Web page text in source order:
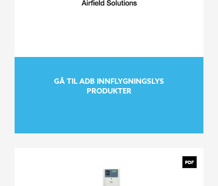
GÅ TIL ADB INNFLYGNINGSLYS
PRODUKTER
PDF